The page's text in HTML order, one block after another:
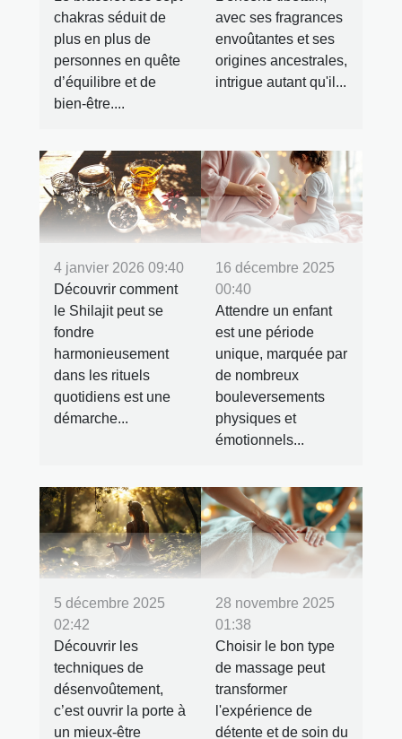
chakras séduit de
plus en plus de
personnes en quête
d’équilibre et de
bien-être....
avec ses fragrances
envoûtantes et ses
origines ancestrales,
intrigue autant qu'il...
4 janvier 2026 09:40
Découvrir comment
le Shilajit peut se
fondre
harmonieusement
dans les rituels
quotidiens est une
démarche...
16 décembre 2025
00:40
Attendre un enfant
est une période
unique, marquée par
de nombreux
bouleversements
physiques et
émotionnels...
5 décembre 2025
02:42
Découvrir les
techniques de
désenvoûtement,
c’est ouvrir la porte à
un mieux-être
28 novembre 2025
01:38
Choisir le bon type
de massage peut
transformer
l'expérience de
détente et de soin du